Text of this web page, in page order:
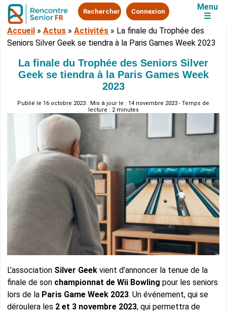
Rechercher Connexion
Menu
☰
Accueil »Actus »Activités » La finale du Trophée des
Seniors Silver Geek se tiendra à la Paris Games Week 2023
La finale du Trophée des Seniors Silver
Geek se tiendra à la Paris Games Week
2023
Publié le 16 octobre 2023 . Mis à jour le : 14 novembre 2023 - Temps de
lecture : 2 minutes
L’association Silver Geek vient d’annoncer la tenue de la
finale de son championnat de Wii Bowling pour les seniors
lors de la Paris Game Week 2023. Un événement, qui se
déroulera les 2 et 3 novembre 2023, qui permettra de